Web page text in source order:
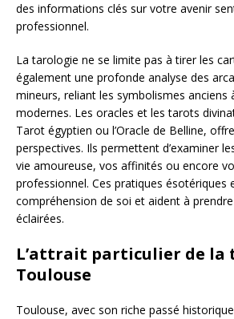
des informations clés sur votre avenir
professionnel.
La tarologie ne se limite pas à tirer les
également une profonde analyse des
mineurs, reliant les symbolismes anciens
modernes. Les oracles et les tarots
Tarot égyptien ou l’Oracle de Belline,
perspectives. Ils permettent d’examiner
vie amoureuse, vos affinités ou encore
professionnel. Ces pratiques ésotériques
compréhension de soi et aident à
éclairées.
L’attrait particulier de la
Toulouse
Toulouse, avec son riche passé